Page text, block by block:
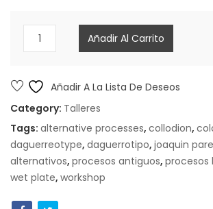
Taller
de
de
y
copias
a
la
albúmina
Añadir Al Carrito
Añadir A La Lista De Deseos
Category: Talleres
Tags: alternative processes, collodion,
daguerreotype, daguerrotipo, joaquin
alternativos, procesos antiguos, procesos
wet plate, workshop